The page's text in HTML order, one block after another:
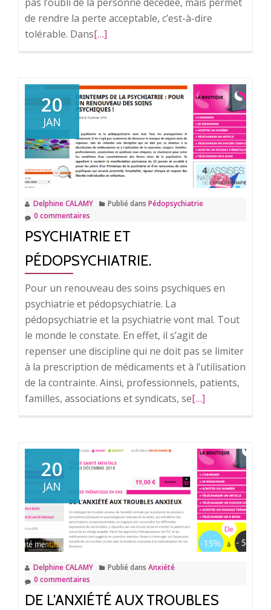
de rendre la perte acceptable, c’est-à-dire
tolérable. DansEn
décès
d’un
cher.
[…]
20
JAN
Delphine CALAMY Publié dans Pédopsychiatrie
0 commentaires
PSYCHIATRIE ET
PÉDOPSYCHIATRIE.
Pour un renouveau des soins psychiques en
psychiatrie et pédopsychiatrie. La
pédopsychiatrie et la psychiatrie vont mal. Tout
le monde le constate. En effet, il s’agit de
repenser une discipline qui ne doit pas se limiter
à la prescription de médicaments et à l’utilisation
de la contrainte. Ainsi, professionnels, patients,
familles, associations et syndicats, seEn
surPsychiatrie
et
pédopsychiatrie.
[…]
20
JAN
Delphine CALAMY Publié dans Anxiété
0 commentaires
DE L’ANXIÉTÉ AUX TROUBLES